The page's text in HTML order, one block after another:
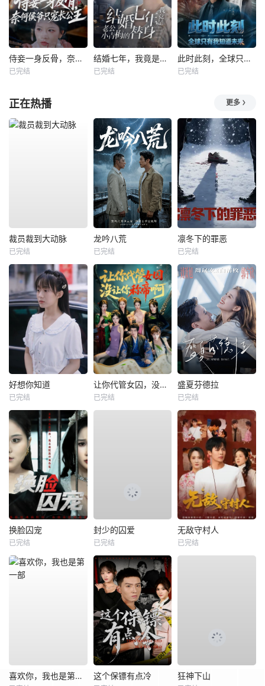
侍妾一身反骨，奈何侯爷只宠长公主
已完结
结婚七年，我竟是老公小青梅的替身
已完结
此时此刻，全球只有我知道未来
已完结
正在热播 更多
裁员裁到大动脉
已完结
龙吟八荒
已完结
凛冬下的罪恶
已完结
好想你知道
已完结
让你代管女囚，没让你称帝啊
已完结
盛夏芬德拉
已完结
换脸囚宠
已完结
封少的囚爱
已完结
无敌守村人
已完结
喜欢你，我也是第一部 这个保镖有点冷 狂神下山